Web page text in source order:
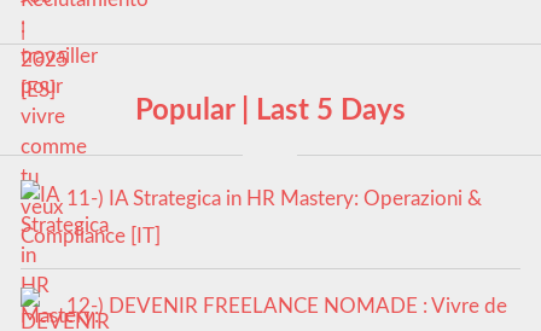
Popular | Last 5 Days
11-) IA Strategica in HR Mastery: Operazioni &
Compliance [IT]
12-) DEVENIR FREELANCE NOMADE : Vivre de